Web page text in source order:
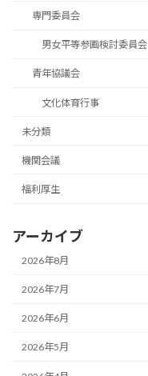
専門委員会
男女平等参画検討委員会
青年協議会
文化体育行事
未分類
機関会議
福利厚生
アーカイブ
2026年8月
2026年7月
2026年6月
2026年5月